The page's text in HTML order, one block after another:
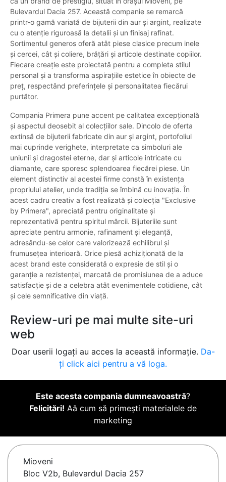
Bulevardul Dacia 257. Această companie se remarcă
printr-o gamă variată de bijuterii din aur și argint, realizate
cu o atenție riguroasă la detalii și un finisaj rafinat.
Sortimentul generos oferă atât piese clasice precum inele
și cercei, cât și coliere, brățări și articole destinate copiilor.
Fiecare creație este proiectată pentru a completa stilul
personal și a transforma aspirațiile estetice în obiecte de
preț, respectând preferințele și personalitatea fiecărui
purtător.
Compania Primera pune accent pe calitatea excepțională
și aspectul deosebit al colecțiilor sale. Dincolo de oferta
extinsă de bijuterii fabricate din aur și argint, portofoliul
mai cuprinde verighete, interpretate ca simboluri ale
uniunii și dragostei eterne, dar și articole intricate cu
diamante, care sporesc splendoarea fiecărei piese. Un
element distinctiv al acestei firme constă în existența
propriului atelier, unde tradiția se îmbină cu inovația. În
acest cadru creativ a fost realizată și colecția "Exclusive
by Primera", apreciată pentru originalitate și
reprezentativă pentru spiritul mărcii. Bijuteriile sunt
apreciate pentru armonie, rafinament și eleganță,
adresându-se celor care valorizează echilibrul și
frumusețea interioară. Orice piesă achiziționată de la
acest brand este considerată o expresie de stil și o
garanție a rezistenței, marcată de promisiunea de a aduce
satisfacție și de a celebra atât evenimentele cotidiene, cât
și cele semnificative din viață.
Review-uri pe mai multe site-uri
web
Doar userii logați au acces la această informație. Da-
ți click aici pentru a vă loga.
Este acesta compania dumneavoastră?
Felicitări! Aă cum să primești materialele de
marketing
Mioveni
Bloc V2b, Bulevardul Dacia 257